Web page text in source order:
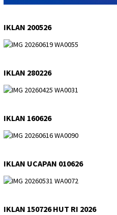
IKLAN 200526
IKLAN 280226
IKLAN 160626
IKLAN UCAPAN 010626
IKLAN 150726 HUT RI 2026